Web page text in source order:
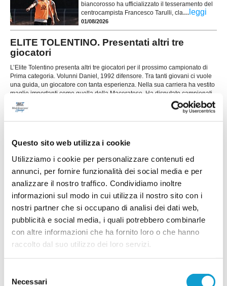
Questo sito web utilizza i cookie
Utilizziamo i cookie per personalizzare contenuti ed
annunci, per fornire funzionalità dei social media e per
analizzare il nostro traffico. Condividiamo inoltre
informazioni sul modo in cui utilizza il nostro sito con i
nostri partner che si occupano di analisi dei dati web,
pubblicità e social media, i quali potrebbero combinarle
con altre informazioni che ha fornito loro o che hanno
raccolto dal suo utilizzo dei loro servizi.
delNecessari
biancorosso ha ufficializzato il tesseramento del
centrocampista Francesco Tarulli, cla... leggi
01/08/2026
ELITE TOLENTINO. Presentati altri tre
giocatori
L’Elite Tolentino presenta altri tre giocatori per il prossimo campionato di
Prima categoria. Volunni Daniel, 1992 difensore. Tra tanti giovani ci vuole
una guida, un giocatore con tanta esperienza. Nella sua carriera ha vestito
maglie importanti come quella della Maceratese. Ha disputato campionati
di serie D con il Porto Sant’Elpidio, con
31/07/2026
Il Chiesanuova riabbraccia uno dei protagonisti
ha ufficializzato il ritorno del difensore Giacomo
Iommi, che farà parte della rosa a disposizione di
... leggi
RECANATESE. Ecco un ex Atletico Madrid
La Recanatese aggiunge qualità al proprio
reparto offensivo con l'ingaggio di Alejandro
Ginard, esterno spagnolo classe 2003 che porta
si è già messo in mostr...leggi